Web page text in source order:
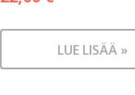
LUE LISÄÄ »